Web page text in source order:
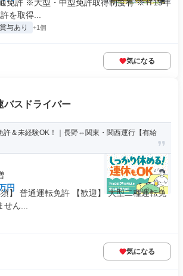
免許 ※大型・中型免許取得制度有 ※Ｈ19年
を取得...
賞与あり +1個
気になる
バスドライバー
許＆未経験OK！｜長野⇔関東・関西運行【有給
円
】 普通運転免許 【歓迎】 大型二種運転免
ん...
気になる